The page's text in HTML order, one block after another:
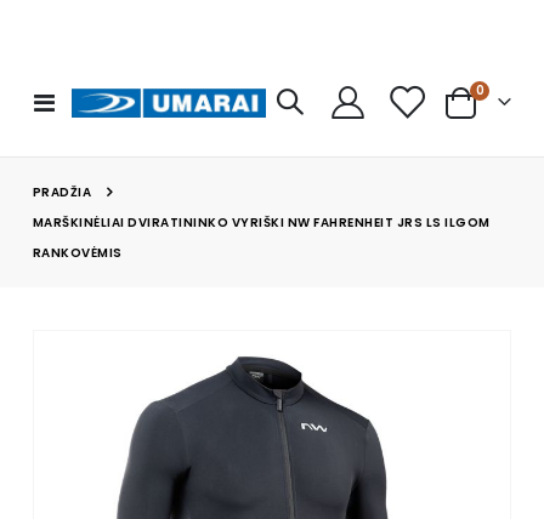
Toggle
Nav
Cart
0prekės
PRADŽIA
MARŠKINĖLIAI DVIRATININKO VYRIŠKI NW FAHRENHEIT JRS LS ILGOM
RANKOVĖMIS